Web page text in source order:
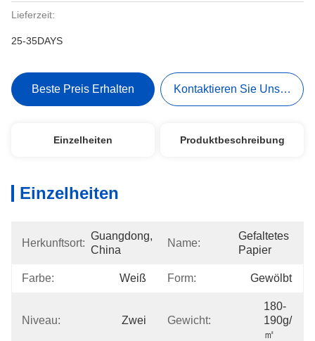
Lieferzeit:
25-35DAYS
Beste Preis Erhalten Kontaktieren Sie Uns Jetzt
Einzelheiten Produktbeschreibung
Einzelheiten
Herkunftsort:
Guangdong,
China
Name:
Gefaltetes
Papier
Farbe: Weiß Form: Gewölbt
Niveau: Zwei Gewicht:
180-
190g/
㎡